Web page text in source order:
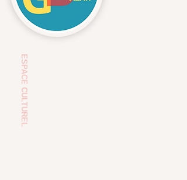
ESP
ACE CULTUREL